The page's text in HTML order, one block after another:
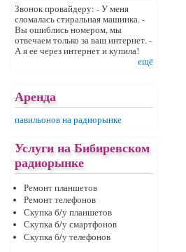
Звонок провайдеру: - У меня
сломалась стиральная машинка. -
Вы ошиблись номером, мы
отвечаем только за ваш интернет. -
А я ее через интернет и купила!
ещё
Аренда
павильонов на радиорынке
Услуги на Бибиревском
радиорынке
Ремонт планшетов
Ремонт телефонов
Скупка б/у планшетов
Скупка б/у смартфонов
Скупка б/у телефонов